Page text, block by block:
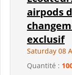
airpods
exclusif
Saturday 08
Quantité :